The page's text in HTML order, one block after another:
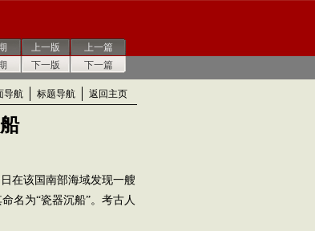
上一版
下一版
上一篇
下一篇
导航 标题导航 返回主页
在该国南部海域发现一艘
名为“瓷器沉船”。考古人